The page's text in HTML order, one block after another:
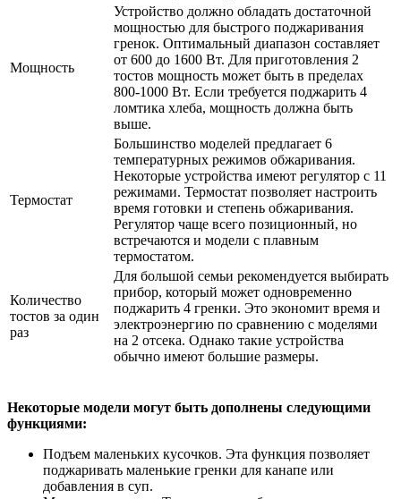
Мощность
Устройство должно обладать достаточной
мощностью для быстрого поджаривания
гренок. Оптимальный диапазон составляет
от 600 до 1600 Вт. Для приготовления 2
тостов мощность может быть в пределах
800-1000 Вт. Если требуется поджарить 4
ломтика хлеба, мощность должна быть
выше.
Термостат
Большинство моделей предлагает 6
температурных режимов обжаривания.
Некоторые устройства имеют регулятор с 11
режимами. Термостат позволяет настроить
время готовки и степень обжаривания.
Регулятор чаще всего позиционный, но
встречаются и модели с плавным
термостатом.
Количество
тостов за один
раз
Для большой семьи рекомендуется выбирать
прибор, который может одновременно
поджарить 4 гренки. Это экономит время и
электроэнергию по сравнению с моделями
на 2 отсека. Однако такие устройства
обычно имеют большие размеры.
Некоторые модели могут быть дополнены следующими
функциями:
Подъем маленьких кусочков. Эта функция позволяет
поджаривать маленькие гренки для канапе или
добавления в суп.